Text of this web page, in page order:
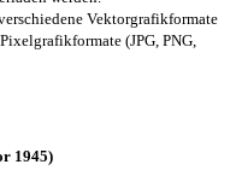
Vektorgrafikformate
(JPG, PNG,
1945)